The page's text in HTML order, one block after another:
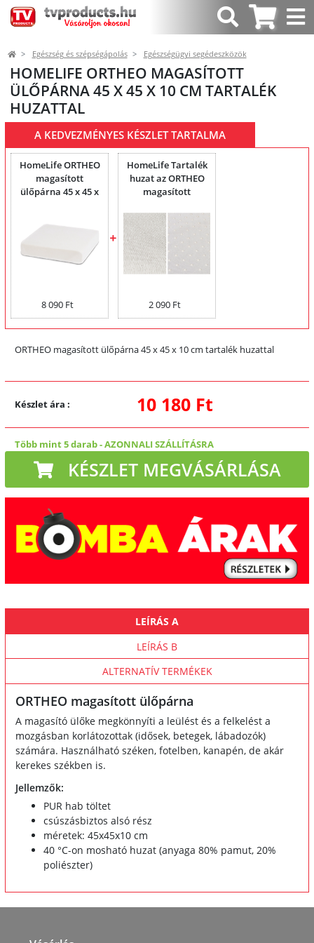
Egészség és szépségápolás Egészségügyi segédeszközök
HOMELIFE ORTHEO MAGASÍTOTT
ÜLŐPÁRNA 45 X 45 X 10 CM TARTALÉK
HUZATTAL
A KEDVEZMÉNYES KÉSZLET TARTALMA
HomeLife ORTHEO
magasított
ülőpárna 45 x 45 x
8 090 Ft
HomeLife Tartalék
huzat az ORTHEO
magasított
2 090 Ft
ORTHEO magasított ülőpárna 45 x 45 x 10 cm tartalék huzattal
Készlet ára : 10 180 Ft
Több mint 5 darab-AZONNALI SZÁLLÍTÁSRA
KÉSZLET MEGVÁSÁRLÁSA
LEÍRÁS A
LEÍRÁS B
ALTERNATÍV TERMÉKEK
ORTHEO magasított ülőpárna
A magasító ülőke megkönnyíti a leülést és a felkelést a
mozgásban korlátozottak (idősek, betegek, lábadozók)
számára. Használható széken, fotelben, kanapén, de akár
kerekes székben is.
Jellemzők:
PUR hab töltet
csúszásbiztos alsó rész
méretek: 45x45x10 cm
40 °C-on mosható huzat (anyaga 80% pamut, 20%
poliészter)